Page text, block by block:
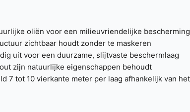
oliën voor een milieuvriendelijke bescherming
zichtbaar houdt zonder te maskeren
uit voor een duurzame, slijtvaste beschermlaag
zijn natuurlijke eigenschappen behoudt
7 tot 10 vierkante meter per laag afhankelijk van